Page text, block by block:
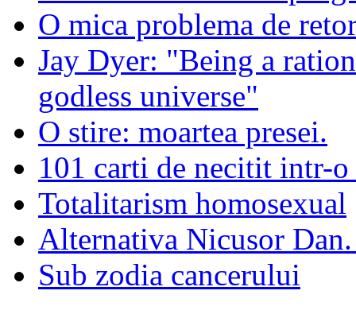
O mica problema de
Jay Dyer: "Being a
godless universe"
O stire: moartea presei.
101 carti de necitit intr-
Totalitarism homosexual
Alternativa Nicusor
Sub zodia cancerului